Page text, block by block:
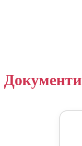
Документи